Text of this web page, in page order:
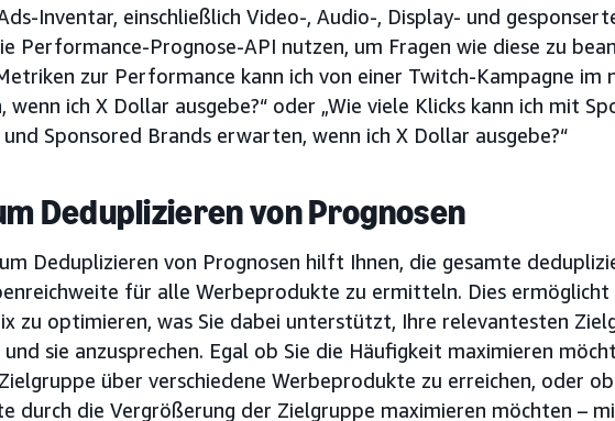
Inventar, einschließlich Video-, Audio-, Display- und
Performance-Prognose-API nutzen, um Fragen wie diese zu
zur Performance kann ich von einer Twitch-Kampagne im
ich X Dollar ausgebe?“ oder „Wie viele Klicks kann ich mit
Sponsored Brands erwarten, wenn ich X Dollar ausgebe?“
Deduplizieren von Prognosen
Deduplizieren von Prognosen hilft Ihnen, die gesamte
für alle Werbeprodukte zu ermitteln. Dies ermöglicht
zu optimieren, was Sie dabei unterstützt, Ihre relevantesten
sie anzusprechen. Egal ob Sie die Häufigkeit maximieren
über verschiedene Werbeprodukte zu erreichen, oder
durch die Vergrößerung der Zielgruppe maximieren möchten –